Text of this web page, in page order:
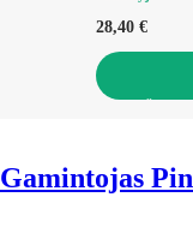
28,40 €
Gamintojas